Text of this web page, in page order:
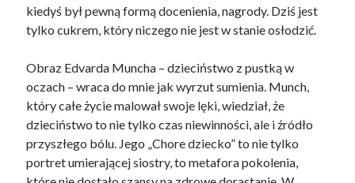
kiedyś był pewną formą docenienia, nagrody. Dziś jest
tylko cukrem, który niczego nie jest w stanie osłodzić.
Obraz Edvarda Muncha – dzieciństwo z pustką w
oczach – wraca do mnie jak wyrzut sumienia. Munch,
który całe życie malował swoje lęki, wiedział, że
dzieciństwo to nie tylko czas niewinności, ale i źródło
przyszłego bólu. Jego „Chore dziecko” to nie tylko
portret umierającej siostry, to metafora pokolenia,